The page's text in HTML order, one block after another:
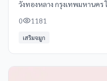
วังทองหลาง กรุงเทพมหานคร
0 1181
เสริมจมูก